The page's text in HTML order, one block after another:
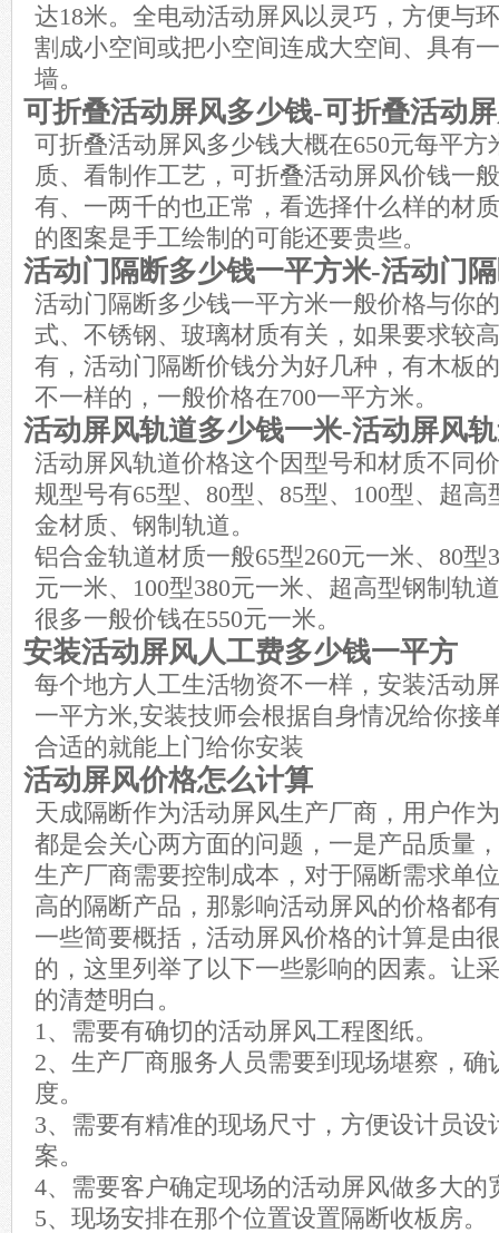
达18米。全电动活动屏风以灵巧，方便与
割成小空间或把小空间连成大空间、具有
墙。
可折叠活动屏风多少钱-可折叠活动
可折叠活动屏风多少钱大概在650元每平方
质、看制作工艺，可折叠活动屏风价钱一
有、一两千的也正常，看选择什么样的材
的图案是手工绘制的可能还要贵些。
活动门隔断多少钱一平方米-活动门
活动门隔断多少钱一平方米一般价格与你
式、不锈钢、玻璃材质有关，如果要求较
有，活动门隔断价钱分为好几种，有木板
不一样的，一般价格在700一平方米。
活动屏风轨道多少钱一米-活动屏风
活动屏风轨道价格这个因型号和材质不同
规型号有65型、80型、85型、100型、超
金材质、钢制轨道。
铝合金轨道材质一般65型260元一米、80型
元一米、100型380元一米、超高型钢制轨
很多一般价钱在550元一米。
安装活动屏风人工费多少钱一平方
每个地方人工生活物资不一样，安装活动
一平方米,安装技师会根据自身情况给你接
合适的就能上门给你安装
活动屏风价格怎么计算
天成隔断作为活动屏风生产厂商，用户作
都是会关心两方面的问题，一是产品质量
生产厂商需要控制成本，对于隔断需求单
高的隔断产品，那影响活动屏风的价格都
一些简要概括，活动屏风价格的计算是由
的，这里列举了以下一些影响的因素。让
的清楚明白。
1、需要有确切的活动屏风工程图纸。
2、生产厂商服务人员需要到现场堪察，确
度。
3、需要有精准的现场尺寸，方便设计员设
案。
4、需要客户确定现场的活动屏风做多大的
5、现场安排在那个位置设置隔断收板房。